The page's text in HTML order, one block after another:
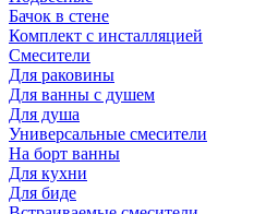
Бачок в стене
Комплект с инсталляцией
Смесители
Для раковины
Для ванны с душем
Для душа
Универсальные смесители
На борт ванны
Для кухни
Для биде